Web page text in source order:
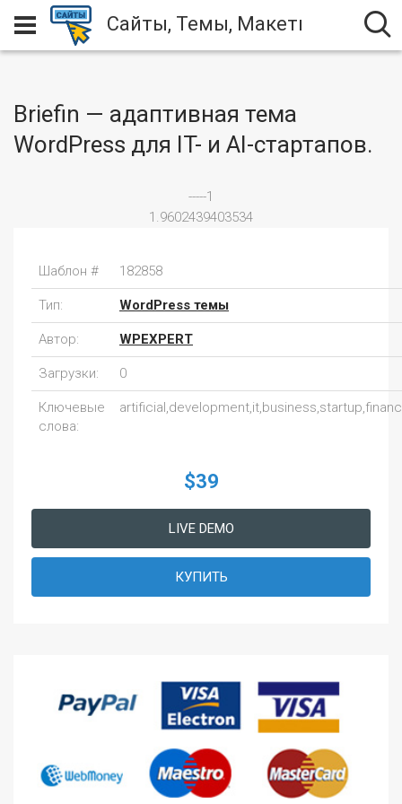
Сайты, Темы, Макеты
Briefin — адаптивная тема
WordPress для IT- и AI-стартапов.
-----1
1.9602439403534
Шаблон # 182858
Тип: WordPress темы
Автор: WPEXPERT
Загрузки: 0
Ключевые
слова:
$39
LIVE DEMO
КУПИТЬ